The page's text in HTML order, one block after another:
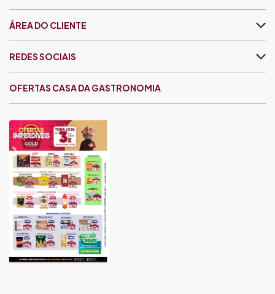
ÁREA DO CLIENTE
OFERTAS CASA DA GASTRONOMIA
REDES SOCIAIS